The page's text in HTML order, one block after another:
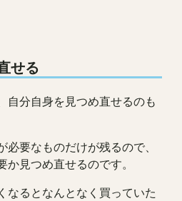
せる
自分自身を見つめ直せるのも
要なものだけが残るので、
見つめ直せるのです。
なるとなんとなく買っていた